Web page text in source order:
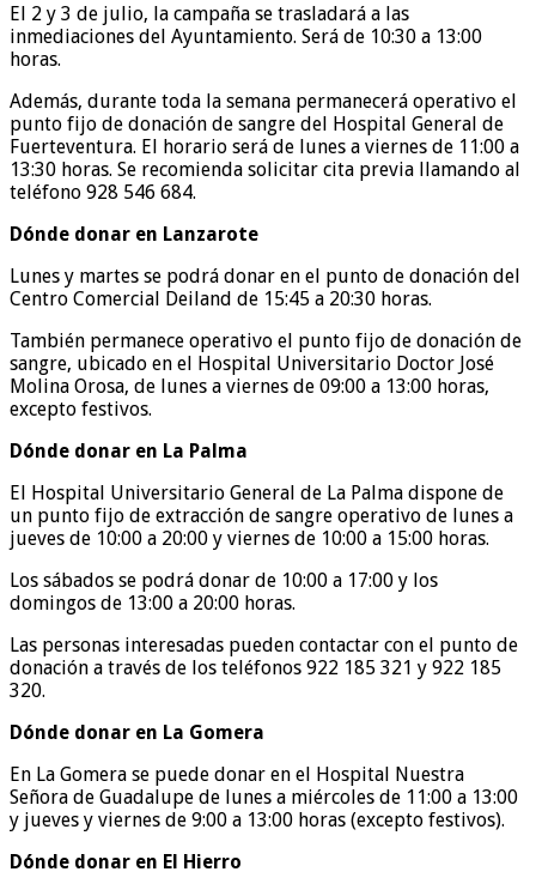
El 2 y 3 de julio, la campaña se trasladará a las
inmediaciones del Ayuntamiento. Será de 10:30 a 13:00
horas.
Además, durante toda la semana permanecerá operativo el
punto fijo de donación de sangre del Hospital General de
Fuerteventura. El horario será de lunes a viernes de 11:00 a
13:30 horas. Se recomienda solicitar cita previa llamando al
teléfono 928 546 684.
Dónde donar en Lanzarote
Lunes y martes se podrá donar en el punto de donación del
Centro Comercial Deiland de 15:45 a 20:30 horas.
También permanece operativo el punto fijo de donación de
sangre, ubicado en el Hospital Universitario Doctor José
Molina Orosa, de lunes a viernes de 09:00 a 13:00 horas,
excepto festivos.
Dónde donar en La Palma
El Hospital Universitario General de La Palma dispone de
un punto fijo de extracción de sangre operativo de lunes a
jueves de 10:00 a 20:00 y viernes de 10:00 a 15:00 horas.
Los sábados se podrá donar de 10:00 a 17:00 y los
domingos de 13:00 a 20:00 horas.
Las personas interesadas pueden contactar con el punto de
donación a través de los teléfonos 922 185 321 y 922 185
320.
Dónde donar en La Gomera
En La Gomera se puede donar en el Hospital Nuestra
Señora de Guadalupe de lunes a miércoles de 11:00 a 13:00
y jueves y viernes de 9:00 a 13:00 horas (excepto festivos).
Dónde donar en El Hierro